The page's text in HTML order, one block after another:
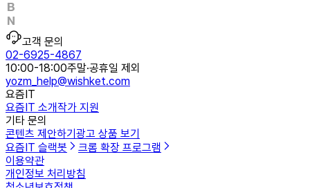
고객 문의
02-6925-4867
10:00-18:00주말·공휴일 제외
yozm_help@wishket.com
요즘IT
요즘IT 소개작가 지원
기타 문의
콘텐츠 제안하기광고 상품 보기
요즘IT 슬랙봇
크롬 확장 프로그램
이용약관
개인정보 처리방침